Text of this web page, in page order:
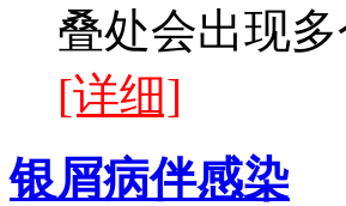
叠处会出现
[详细]
银屑病伴感染